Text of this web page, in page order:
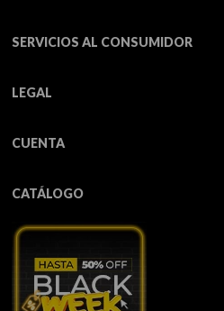
SERVICIOS AL CONSUMIDOR
LEGAL
CUENTA
CATÁLOGO